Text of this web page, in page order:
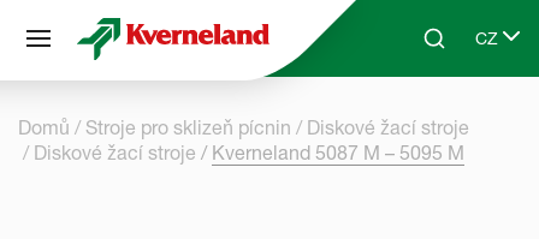
Skip to main contentSearchCZ
Select
Domů Stroje pro sklizeň pícnin
Diskové žací stroje
Diskové žací stroje
Kverneland 5087 M – 5095 M
Panel pro správu cookies